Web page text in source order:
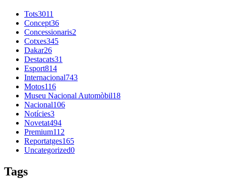
Tots3011
Concept36
Concessionaris2
Cotxes345
Dakar26
Destacats31
Esport814
Internacional743
Motos116
Museu Nacional Automòbil18
Nacional106
Notícies3
Novetat494
Premium112
Reportatges165
Uncategorized0
Tags